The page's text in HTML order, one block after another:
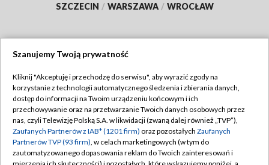
SZCZECIN / WARSZAWA / WROCŁAW
TVP
Abonament TVP
Emisja w TVP
Centrum informacji TVP
Regulamin TVP
Polityka prywatności
Moje zgody
Szanujemy Twoją prywatność
Kliknij "Akceptuję i przechodzę do serwisu", aby wyrazić zgody na
korzystanie z technologii automatycznego śledzenia i zbierania danych,
dostęp do informacji na Twoim urządzeniu końcowym i ich
przechowywanie oraz na przetwarzanie Twoich danych osobowych przez
nas, czyli Telewizję Polską S.A. w likwidacji (zwaną dalej również „TVP”),
Zaufanych Partnerów z IAB* (1201 firm) oraz pozostałych Zaufanych
Partnerów TVP (93 firm), w celach marketingowych (w tym do
zautomatyzowanego dopasowania reklam do Twoich zainteresowań i